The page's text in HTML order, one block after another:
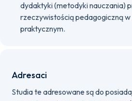
dydaktyki (metodyki nauczania)
rzeczywistością pedagogiczną w
praktycznym.
Adresaci
Studia te adresowane są do